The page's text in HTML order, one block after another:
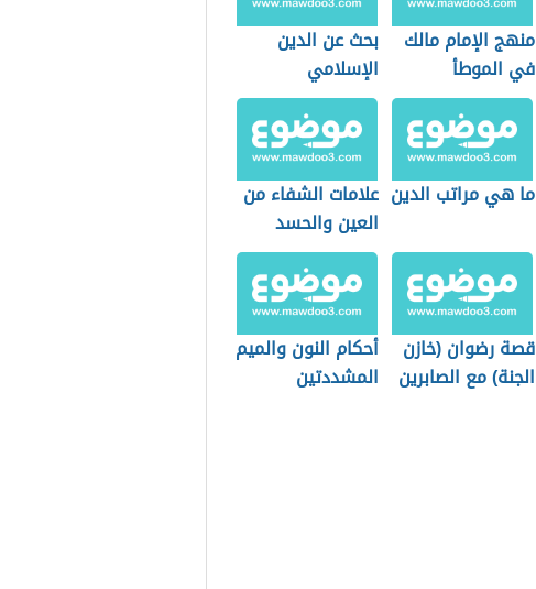
منهج الإمام مالك
في الموطأ
بحث عن الدين
الإسلامي
ما هي مراتب الدين علامات الشفاء من
العين والحسد
قصة رضوان (خازن
الجنة) مع الصابرين
أحكام النون والميم
المشددتين